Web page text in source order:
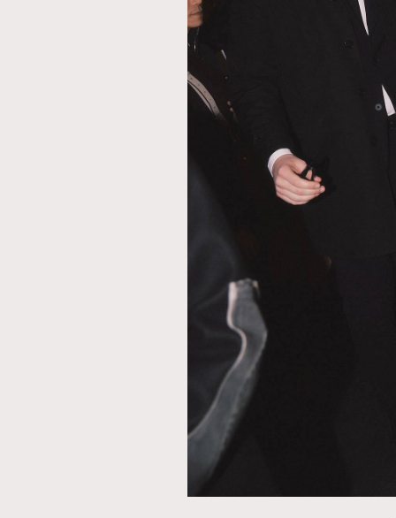
AFrenchMind
本人已詳閱並同意遵守本文列明條款及細則。 請